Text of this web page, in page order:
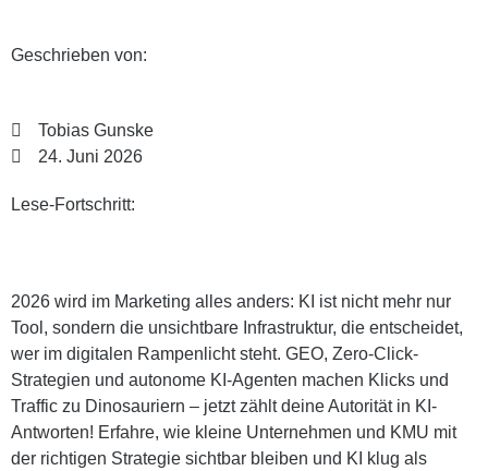
Geschrieben von:
Tobias Gunske
24. Juni 2026
Lese-Fortschritt:
2026 wird im Marketing alles anders: KI ist nicht mehr nur
Tool, sondern die unsichtbare Infrastruktur, die entscheidet,
wer im digitalen Rampenlicht steht. GEO, Zero-Click-
Strategien und autonome KI-Agenten machen Klicks und
Traffic zu Dinosauriern – jetzt zählt deine Autorität in KI-
Antworten! Erfahre, wie kleine Unternehmen und KMU mit
der richtigen Strategie sichtbar bleiben und KI klug als